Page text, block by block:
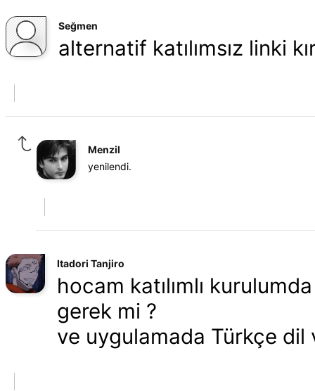
Seğmen
alternatif katılımsız linki
Menzil
yenilendi.
Itadori Tanjiro
hocam katılımlı
gerek mi ?
ve uygulamada Türkçe dil